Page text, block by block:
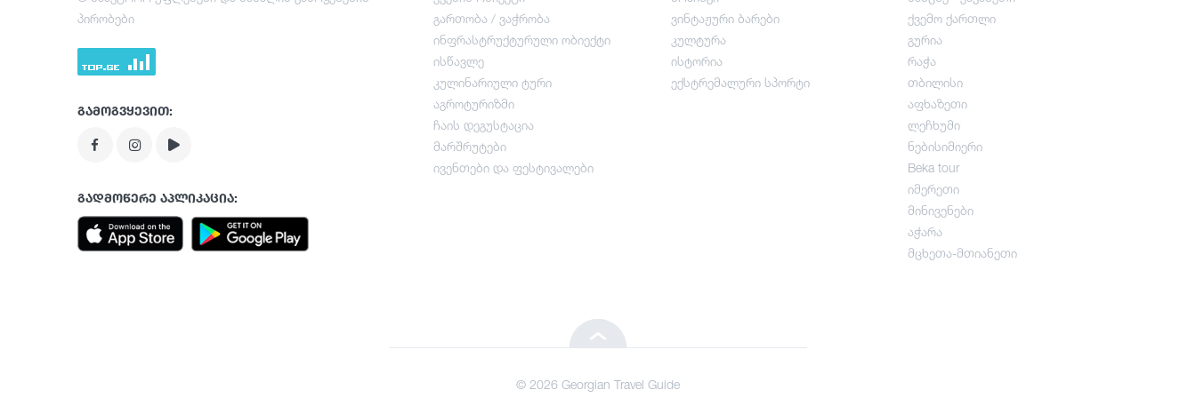
გართობა / ვაჭრობა
ისწავლე
ჩაის დეგუსტაცია
გართობა / ვაჭრობა
ინფრასტრუქტურული ობიექტი
ისწავლე
კულინარიული ტური
აგროტურიზმი
ჩაის დეგუსტაცია
მარშრუტები
ივენთები და ფესტივალები
ვინტაჟური ბარები
კულტურა
ისტორია
ექსტრემალური სპორტი
ქვემო ქართლი
გურია
რაჭა
თბილისი
აფხაზეთი
ლეჩხუმი
ნებისიმიერი
Beka tour
იმერეთი
მინივენები
აჭარა
მცხეთა-მთიანეთი
პირობები
გამოგვყევით:
გადმოწერე აპლიკაცია:
© 2026 Georgian Travel Guide